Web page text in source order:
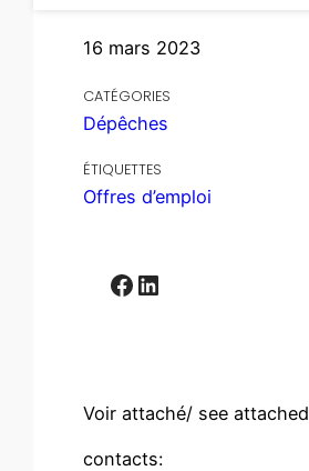
16 mars 2023
CATÉGORIES
Dépêches
ÉTIQUETTES
Offres d’emploi
Facebook LinkedIn
Voir attaché/ see attached
contacts: